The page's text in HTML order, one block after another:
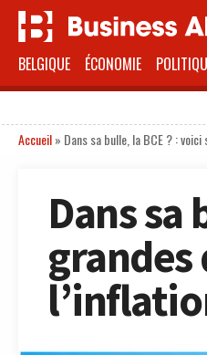
BELGIQUE ÉCONOMIE
Accueil» Dans sa bulle, la BCE ? :
Dans sa